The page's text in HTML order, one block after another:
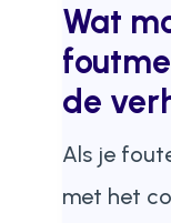
Wat
de
Als je
met het